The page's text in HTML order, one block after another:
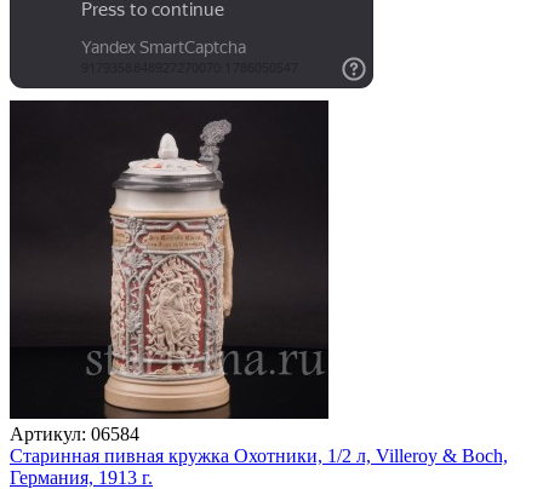
Артикул: 06584
Старинная пивная кружка Охотники, 1/2 л, Villeroy & Boch,
Германия, 1913 г.